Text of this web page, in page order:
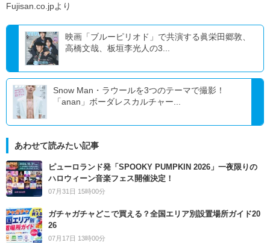
Fujisan.co.jpより
映画「ブルーピリオド」で共演する眞栄田郷敦、
高橋文哉、板垣李光人の3...
Snow Man・ラウールを3つのテーマで撮影！
「anan」ボーダレスカルチャー...
あわせて読みたい記事
ピューロランド発「SPOOKY PUMPKIN 2026」一夜限りの
ハロウィーン音楽フェス開催決定！
07月31日 15時00分
ガチャガチャどこで買える？全国エリア別設置場所ガイド20
26
07月17日 13時00分